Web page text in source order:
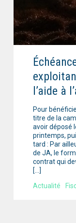
l’aide à
Pour
titre de la
avoir déposé
printemps,
tard : Par
de JA, le
contrat qui
[…]
Actualité